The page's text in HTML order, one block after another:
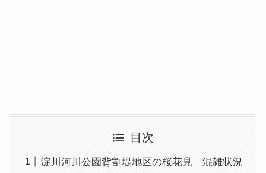
目次
淀川河川公園背割堤地区の桜花見 混雑状況